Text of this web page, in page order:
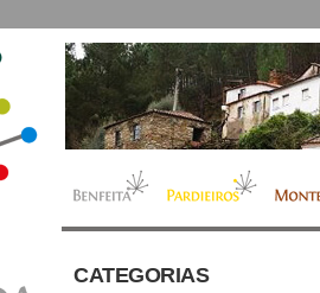
CATEGORIAS